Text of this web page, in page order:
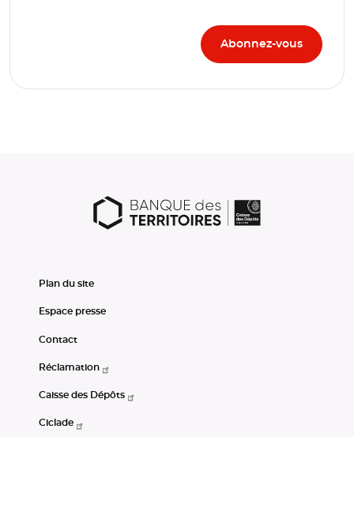
Plan du site
Espace presse
Contact
Réclamation
Caisse des Dépôts
Ciclade